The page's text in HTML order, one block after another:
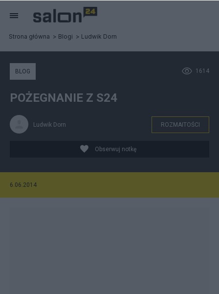
Strona główna Blogi Ludwik Dorn
1614
BLOG
POŻEGNANIE Z S24
Ludwik Dorn ROZMAITOŚCI
Obserwuj notkę
6.06.2014